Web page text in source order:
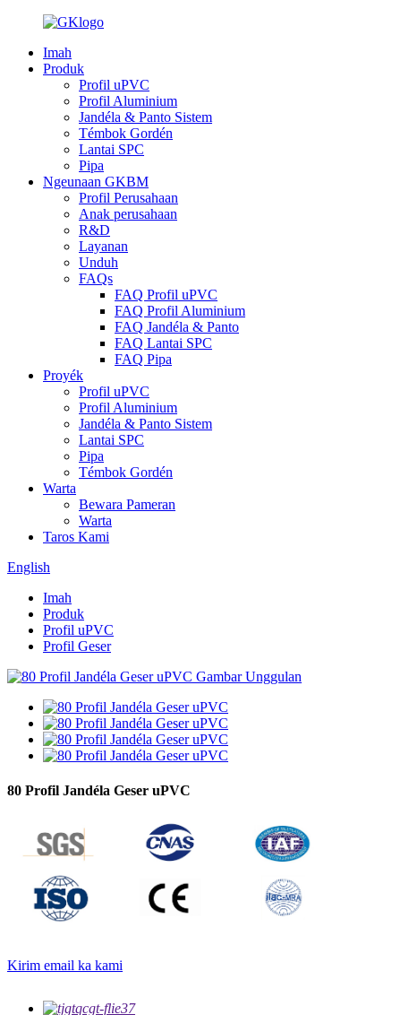
Imah
Produk
Profil uPVC
Profil Aluminium
Jandéla & Panto Sistem
Témbok Gordén
Lantai SPC
Pipa
Ngeunaan GKBM
Profil Perusahaan
Anak perusahaan
R&D
Layanan
Unduh
FAQs
FAQ Profil uPVC
FAQ Profil Aluminium
FAQ Jandéla & Panto
FAQ Lantai SPC
FAQ Pipa
Proyék
Profil uPVC
Profil Aluminium
Jandéla & Panto Sistem
Lantai SPC
Pipa
Témbok Gordén
Warta
Bewara Pameran
Warta
Taros Kami
English
Imah
Produk
Profil uPVC
Profil Geser
80 Profil Jandéla Geser uPVC
Kirim email ka kami